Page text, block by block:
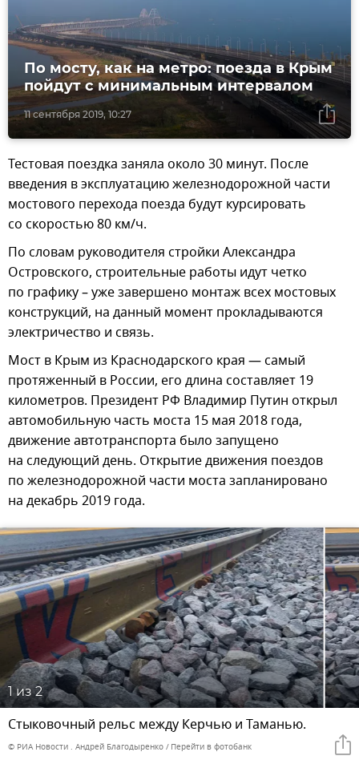
11 сентября 2019, 10:27
По мосту, как на метро: поезда в Крым
пойдут с минимальным интервалом
Тестовая поездка заняла около 30 минут. После
введения в эксплуатацию железнодорожной части
мостового перехода поезда будут курсировать
со скоростью 80 км/ч.
По словам руководителя стройки Александра
Островского, строительные работы идут четко
по графику – уже завершено монтаж всех мостовых
конструкций, на данный момент прокладываются
электричество и связь.
Мост в Крым из Краснодарского края — самый
протяженный в России, его длина составляет 19
километров. Президент РФ Владимир Путин открыл
автомобильную часть моста 15 мая 2018 года,
движение автотранспорта было запущено
на следующий день. Открытие движения поездов
по железнодорожной части моста запланировано
на декабрь 2019 года.
1из 2
Стыковочный рельс между Керчью и Таманью.
© РИА Новости . Андрей Благодыренко Перейти в фотобанк